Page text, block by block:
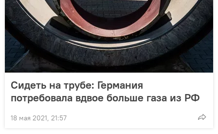
Сидеть на трубе: Германия
потребовала вдвое больше газа из РФ
18 мая 2021, 21:57